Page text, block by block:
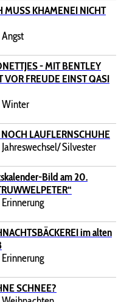
MUSS KHAMENEI NICHT
- MIT BENTLEY
VOR FREUDE EINST QASI
Winter
LAUFLERNSCHUHE
Silvester
Bild am 20.
im alten
SCHNEE?